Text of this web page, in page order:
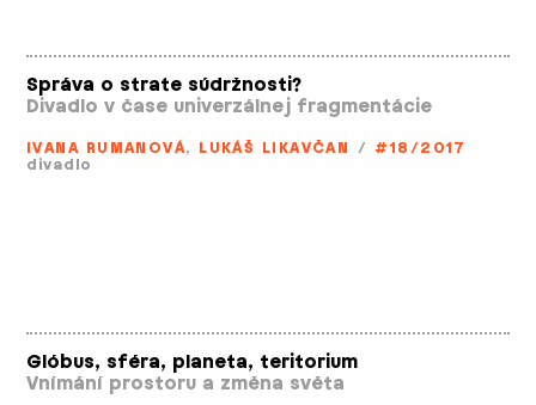
Správa o strate súdržnosti?
Divadlo v čase univerzálnej fragmentácie
IVANA RUMANOVÁ, LUKÁŠ LIKAVČAN / #18/2017
divadlo
Glóbus, sféra, planeta, teritorium
Vnímání prostoru a změna světa